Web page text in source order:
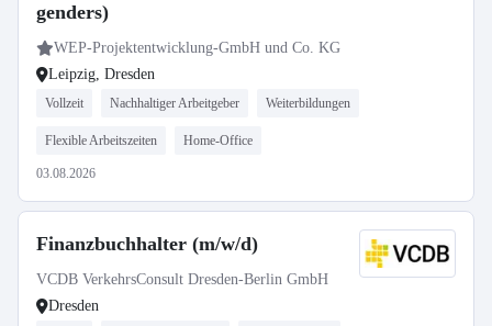
genders)
WEP-Projektentwicklung-GmbH und Co. KG
Leipzig, Dresden
Vollzeit Nachhaltiger Arbeitgeber Weiterbildungen
Flexible Arbeitszeiten Home-Office
03.08.2026
Finanzbuchhalter (m/w/d)
VCDB VerkehrsConsult Dresden-Berlin GmbH
Dresden